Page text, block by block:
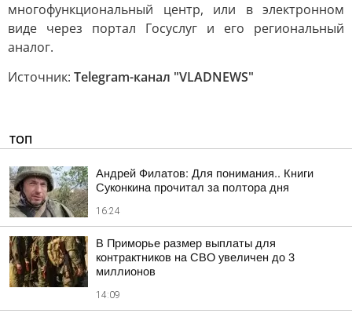
многофункциональный центр, или в электронном
виде через портал Госуслуг и его региональный
аналог.
Источник: Telegram-канал "VLADNEWS"
ТОП
Андрей Филатов: Для понимания.. Книги
Суконкина прочитал за полтора дня
16:24
В Приморье размер выплаты для
контрактников на СВО увеличен до 3
миллионов
14:09